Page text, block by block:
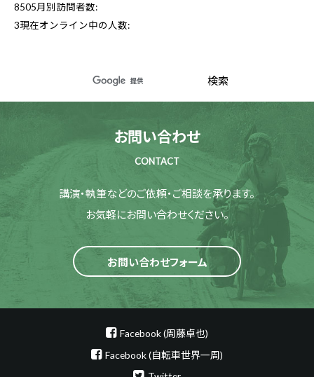
8505月別訪問者数:
3現在オンライン中の人数:
お問い合わせ
CONTACT
講演・執筆などのご依頼・ご相談を承ります。
お気軽にお問い合わせください。
お問い合わせフォーム
Facebook (周藤卓也)
Facebook (自転車世界一周)